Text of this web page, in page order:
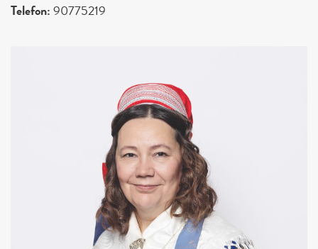
Telefon:90775219